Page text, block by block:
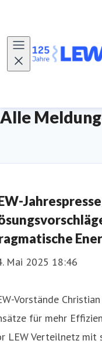
Alle
Mai 2025 18:46
Vorstände
für mehr
LEW Verteilnetz mit